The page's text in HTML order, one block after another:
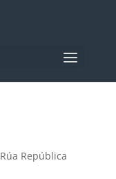
Rúa República